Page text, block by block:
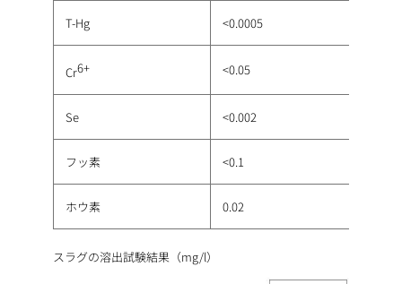
T-Hg <0.0005
Cr6+ <0.05
Se <0.002
フッ素 <0.1
ホウ素 0.02
スラグの溶出試験結果（mg/l）